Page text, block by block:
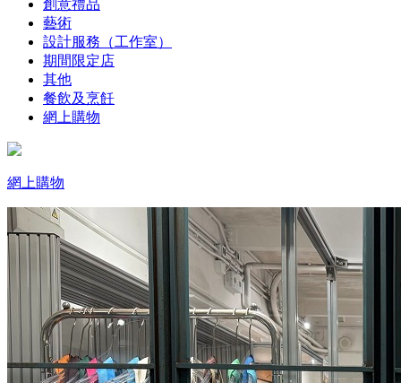
創意禮品
藝術
設計服務（工作室）
期間限定店
其他
餐飲及烹飪
網上購物
網上購物